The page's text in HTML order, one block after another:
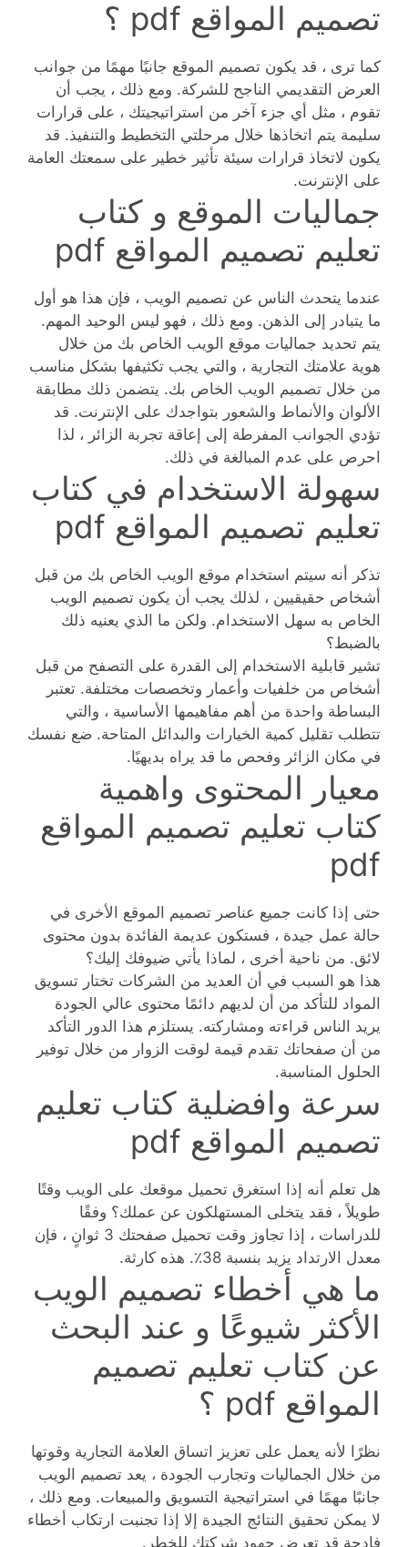
تصميم المواقع pdf ؟
كما ترى ، قد يكون تصميم الموقع جانبًا مهمًا من جوانب
العرض التقديمي الناجح للشركة. ومع ذلك ، يجب أن
تقوم ، مثل أي جزء آخر من استراتيجيتك ، على قرارات
سليمة يتم اتخاذها خلال مرحلتي التخطيط والتنفيذ. قد
يكون لاتخاذ قرارات سيئة تأثير خطير على سمعتك العامة
على الإنترنت.
جماليات الموقع و كتاب
تعليم تصميم المواقع pdf
عندما يتحدث الناس عن تصميم الويب ، فإن هذا هو أول
ما يتبادر إلى الذهن. ومع ذلك ، فهو ليس الوحيد المهم.
يتم تحديد جماليات موقع الويب الخاص بك من خلال
هوية علامتك التجارية ، والتي يجب تكثيفها بشكل مناسب
من خلال تصميم الويب الخاص بك. يتضمن ذلك مطابقة
الألوان والأنماط والشعور بتواجدك على الإنترنت. قد
تؤدي الجوانب المفرطة إلى إعاقة تجربة الزائر ، لذا
احرص على عدم المبالغة في ذلك.
سهولة الاستخدام في كتاب
تعليم تصميم المواقع pdf
تذكر أنه سيتم استخدام موقع الويب الخاص بك من قبل
أشخاص حقيقيين ، لذلك يجب أن يكون تصميم الويب
الخاص به سهل الاستخدام. ولكن ما الذي يعنيه ذلك
بالضبط؟
تشير قابلية الاستخدام إلى القدرة على التصفح من قبل
أشخاص من خلفيات وأعمار وتخصصات مختلفة. تعتبر
البساطة واحدة من أهم مفاهيمها الأساسية ، والتي
تتطلب تقليل كمية الخيارات والبدائل المتاحة. ضع نفسك
في مكان الزائر وفحص ما قد يراه بديهيًا.
معيار المحتوى واهمية
كتاب تعليم تصميم المواقع
pdf
حتى إذا كانت جميع عناصر تصميم الموقع الأخرى في
حالة عمل جيدة ، فستكون عديمة الفائدة بدون محتوى
لائق. من ناحية أخرى ، لماذا يأتي ضيوفك إليك؟
هذا هو السبب في أن العديد من الشركات تختار تسويق
المواد للتأكد من أن لديهم دائمًا محتوى عالي الجودة
يريد الناس قراءته ومشاركته. يستلزم هذا الدور التأكد
من أن صفحاتك تقدم قيمة لوقت الزوار من خلال توفير
الحلول المناسبة.
سرعة وافضلية كتاب تعليم
تصميم المواقع pdf
هل تعلم أنه إذا استغرق تحميل موقعك على الويب وقتًا
طويلاً ، فقد يتخلى المستهلكون عن عملك؟ وفقًا
للدراسات ، إذا تجاوز وقت تحميل صفحتك 3 ثوانٍ ، فإن
معدل الارتداد يزيد بنسبة 38٪. هذه كارثة.
ما هي أخطاء تصميم الويب
الأكثر شيوعًا و عند البحث
عن كتاب تعليم تصميم
المواقع pdf ؟
نظرًا لأنه يعمل على تعزيز اتساق العلامة التجارية وقوتها
من خلال الجماليات وتجارب الجودة ، يعد تصميم الويب
جانبًا مهمًا في استراتيجية التسويق والمبيعات. ومع ذلك ،
لا يمكن تحقيق النتائج الجيدة إلا إذا تجنبت ارتكاب أخطاء
فادحة قد تعرض جهود شركتك للخطر.